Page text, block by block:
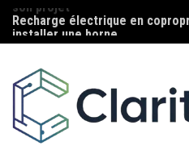
Aller
au
contenu
Recharge électrique en
installer une borne